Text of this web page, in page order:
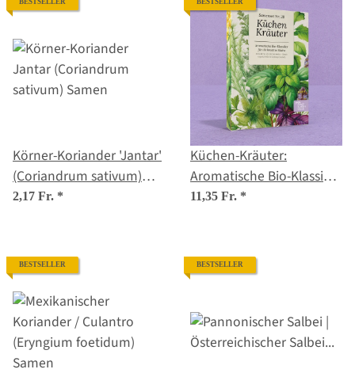
BESTSELLER
Körner-Koriander 'Jantar'
(Coriandrum sativum)
Samen
2,17 Fr. *
BESTSELLER
Küchen-Kräuter:
Aromatische Bio-Klassiker
für kreative Gerichte –
11,35 Fr. *
BESTSELLER BESTSELLER